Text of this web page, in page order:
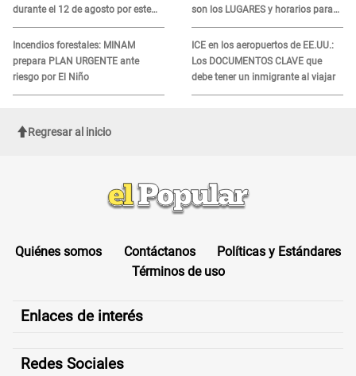
durante el 12 de agosto por este
MOTIVO
Incendios forestales: MINAM
prepara PLAN URGENTE ante
riesgo por El Niño
son los LUGARES y horarios para
recibir la ayuda
ICE en los aeropuertos de EE.UU.:
Los DOCUMENTOS CLAVE que
debe tener un inmigrante al viajar
Regresar al inicio
Quiénes somos Contáctanos
Políticas y Estándares
Términos de uso
Enlaces de interés
Redes Sociales